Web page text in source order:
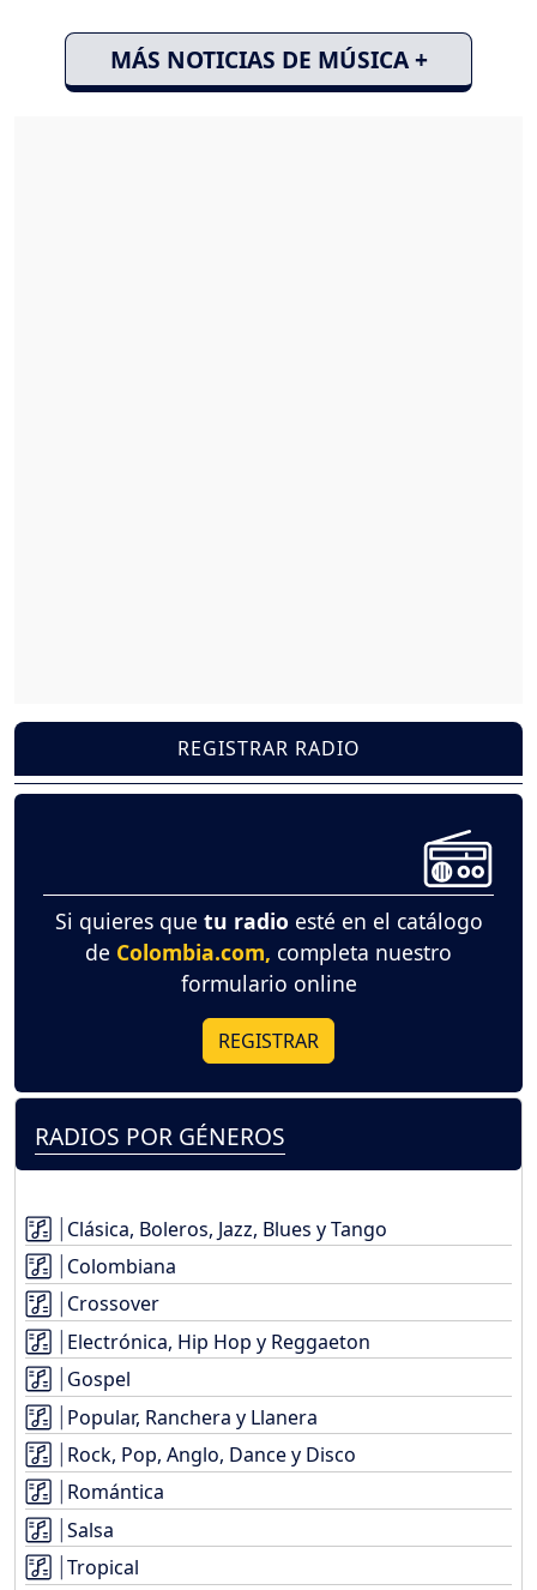
MÁS NOTICIAS DE MÚSICA +
REGISTRAR RADIO
Si quieres que tu radio esté en el catálogo
de Colombia.com, completa nuestro
formulario online
REGISTRAR
RADIOS POR GÉNEROS
Clásica, Boleros, Jazz, Blues y Tango
Colombiana
Crossover
Electrónica, Hip Hop y Reggaeton
Gospel
Popular, Ranchera y Llanera
Rock, Pop, Anglo, Dance y Disco
Romántica
Salsa
Tropical